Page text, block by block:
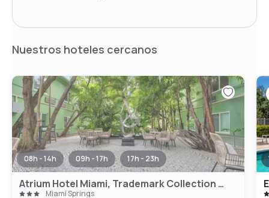
Nuestros hoteles cercanos
08h - 14h 09h - 17h 17h - 23h
Atrium Hotel Miami, Trademark Collection by Wyndham
Miami Springs